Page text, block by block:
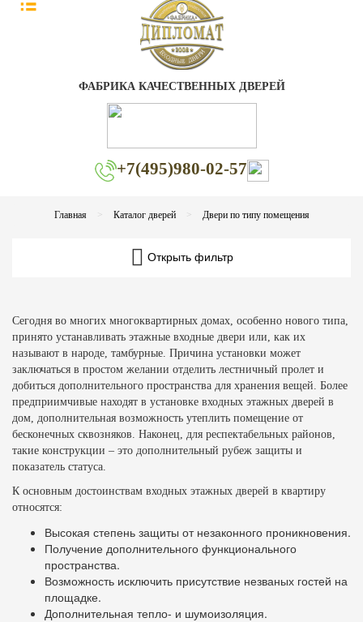
ФАБРИКА КАЧЕСТВЕННЫХ ДВЕРЕЙ
+7(495)980-02-57
Главная Каталог дверей Двери по типу помещения
Открыть фильтр
Сегодня во многих многоквартирных домах, особенно нового типа,
принято устанавливать этажные входные двери или, как их
называют в народе, тамбурные. Причина установки может
заключаться в простом желании отделить лестничный пролет и
добиться дополнительного пространства для хранения вещей. Более
предприимчивые находят в установке входных этажных дверей в
дом, дополнительная возможность утеплить помещение от
бесконечных сквозняков. Наконец, для респектабельных районов,
такие конструкции – это дополнительный рубеж защиты и
показатель статуса.
К основным достоинствам входных этажных дверей в квартиру
относятся:
Высокая степень защиты от незаконного проникновения.
Получение дополнительного функционального
пространства.
Возможность исключить присутствие незваных гостей на
площадке.
Дополнительная тепло- и шумоизоляция.